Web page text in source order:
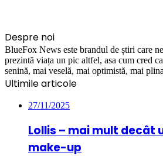
Despre noi
BlueFox News este brandul de știri care
prezintă viața un pic altfel, asa cum cred
senină, mai veselă, mai optimistă, mai
Ultimile articole
27/11/2025
Lollis – mai mult decât
make-up